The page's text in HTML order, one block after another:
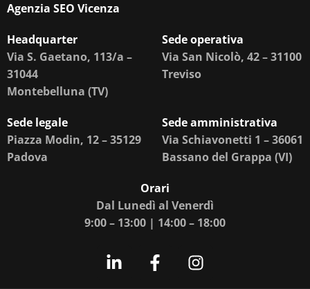
Agenzia SEO Vicenza
Headquarter
Via S. Gaetano, 113/a –
31044
Montebelluna (TV)
Sede operativa
Via San Nicolò, 42 – 31100
Treviso
Sede legale
Piazza Modin, 12 – 35129
Padova
Sede amministrativa
Via Schiavonetti 1 – 36061
Bassano del Grappa (VI)
Orari
Dal Lunedì al Venerdì
9:00 – 13:00 | 14:00 – 18:00